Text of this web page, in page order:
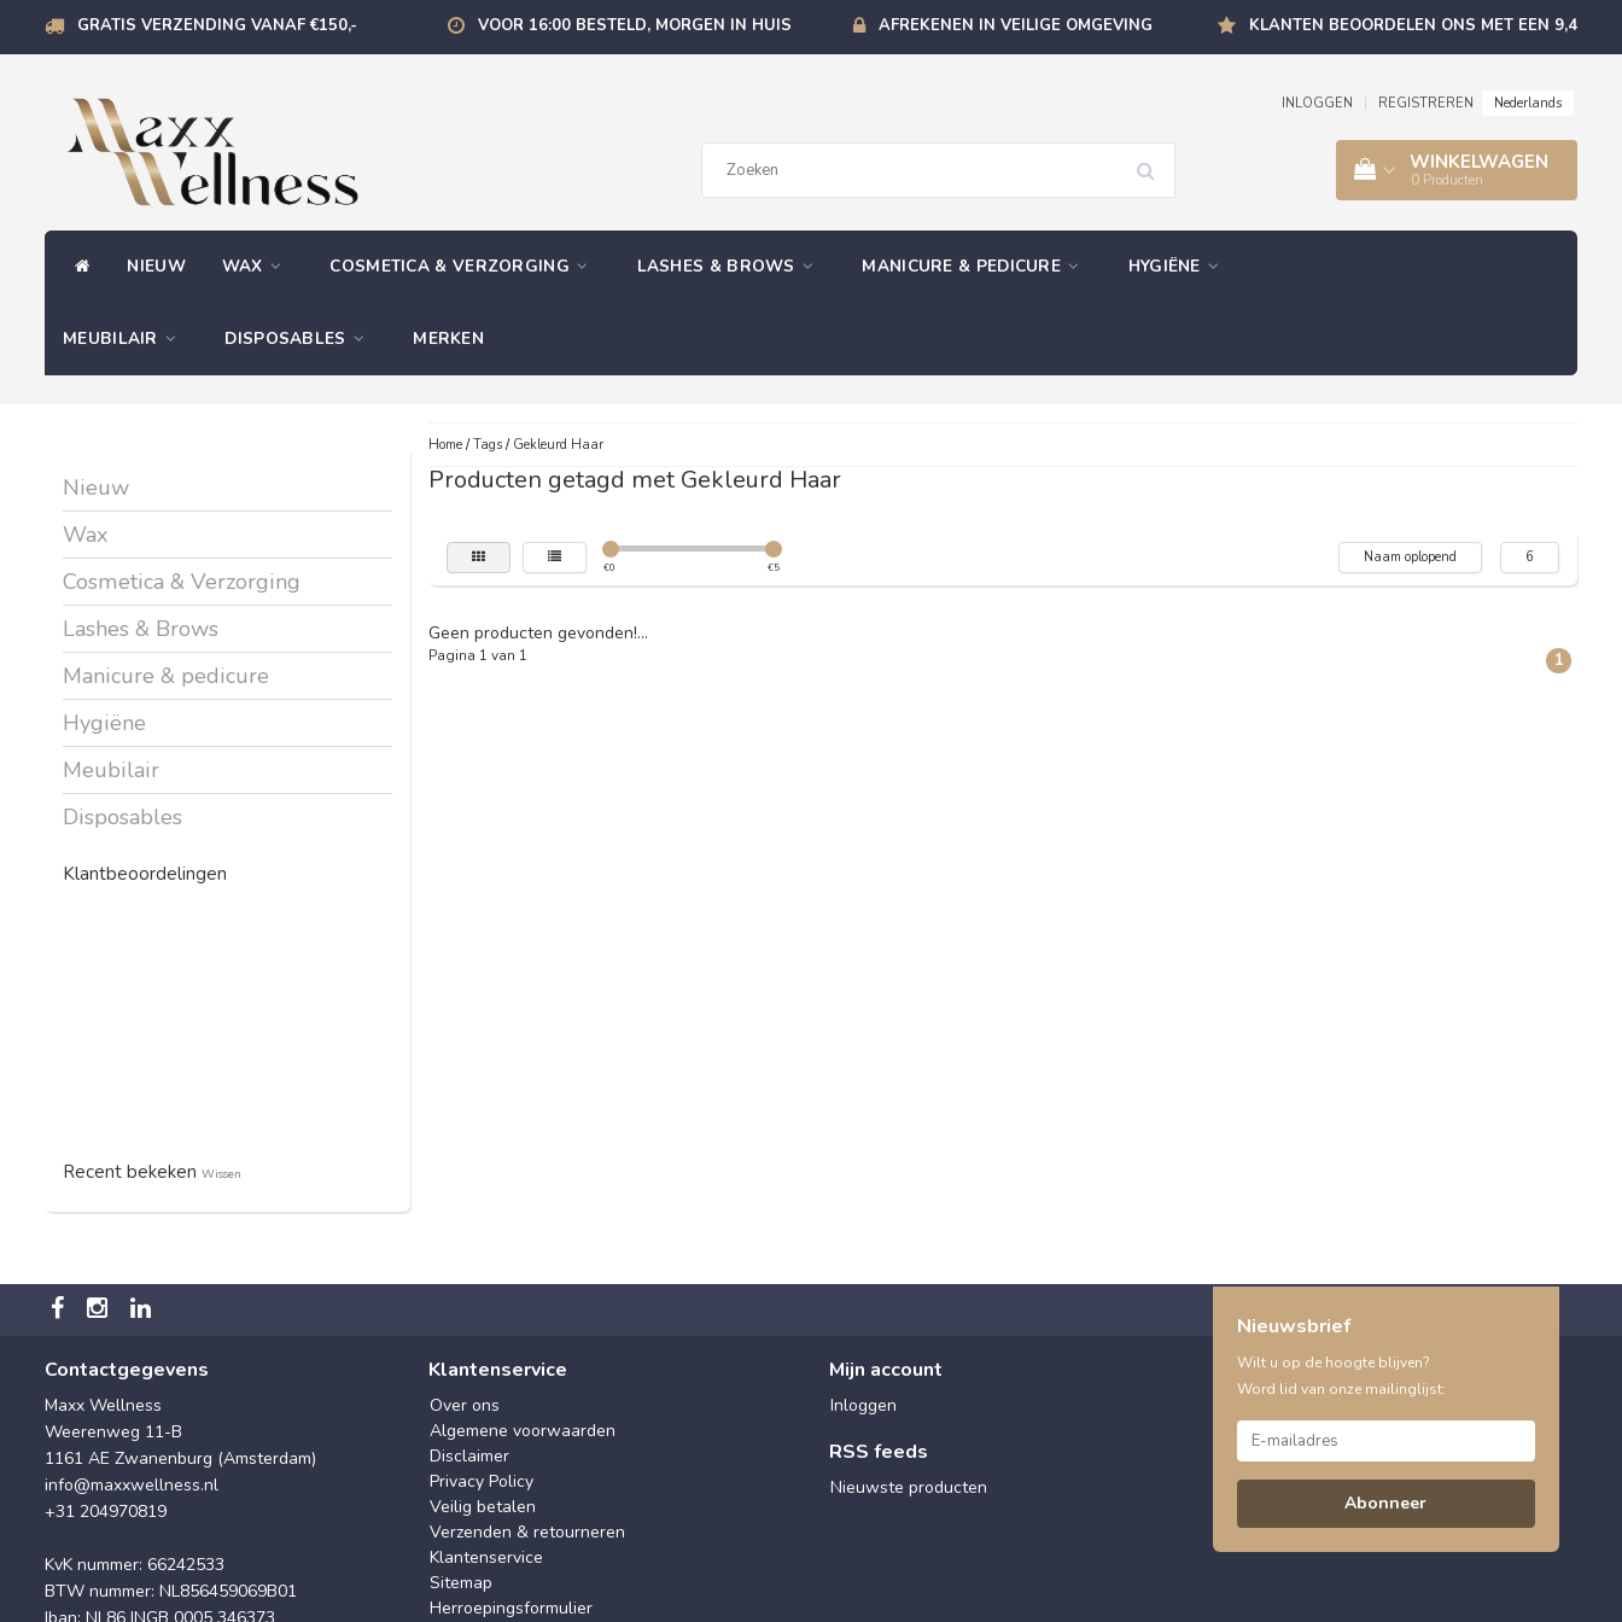
GRATIS VERZENDING VANAF €150,- VOOR 16:00 BESTELD, MORGEN IN HUIS AFREKENEN IN VEILIGE OMGEVING KLANTEN BEOORDELEN ONS MET EEN 9,4
INLOGGEN REGISTREREN Nederlands
WINKELWAGEN
0 Producten
NIEUW WAX COSMETICA & VERZORGING LASHES & BROWS MANICURE & PEDICURE HYGIËNE
MEUBILAIR DISPOSABLES MERKEN
Nieuw
Wax
Cosmetica & Verzorging
Lashes & Brows
Manicure & pedicure
Hygiëne
Meubilair
Disposables
Klantbeoordelingen
Recent bekeken Wissen
Home/Tags/ Gekleurd Haar
Producten getagd met Gekleurd Haar
€0 €5
Naam oplopend 6
Geen producten gevonden!...
Pagina 1 van 1 1
Contactgegevens
Maxx Wellness
Weerenweg 11-B
1161 AE Zwanenburg (Amsterdam)
info@maxxwellness.nl
+31 204970819
KvK nummer: 66242533
BTW nummer: NL856459069B01
Iban: NL86 INGB 0005 346373
Klantenservice
Over ons
Algemene voorwaarden
Disclaimer
Privacy Policy
Veilig betalen
Verzenden & retourneren
Klantenservice
Sitemap
Herroepingsformulier
Mijn account
Inloggen
RSS feeds
Nieuwste producten
Nieuwsbrief
Wilt u op de hoogte blijven?
Word lid van onze mailinglijst:
Abonneer